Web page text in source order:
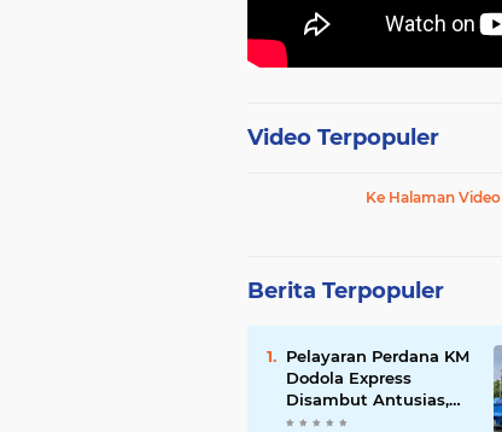
Video Terpopuler
Ke Halaman Video
Berita Terpopuler
Pelayaran Perdana KM
Dodola Express
Disambut Antusias,
Baling-Baling Segera